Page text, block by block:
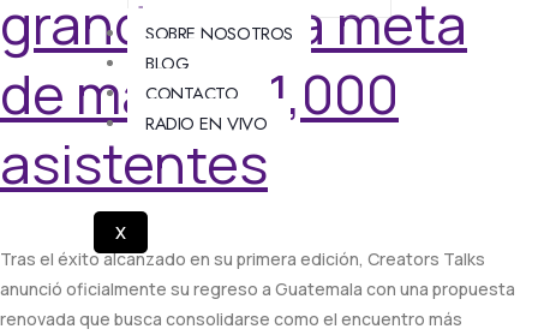
SOBRE NOSOTROS
BLOG
CONTACTO
RADIO EN VIVO
X
grande y una meta
de más de 1,000
asistentes
Tras el éxito alcanzado en su primera edición, Creators Talks
anunció oficialmente su regreso a Guatemala con una propuesta
renovada que busca consolidarse como el encuentro más